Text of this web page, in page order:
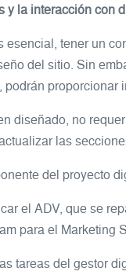
y la interacción con
esencial, tener un
del sitio. Sin
podrán
diseñado, no
las
del proyecto
el ADV, que se
para el Marketing
tareas del gestor